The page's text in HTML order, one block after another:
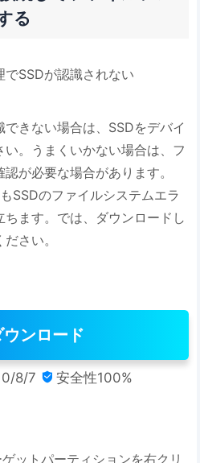
る
でSSDが認識されない
きない場合は、SSDをデバイ
。うまくいかない場合は、フ
が必要な場合があります。
SSDのファイルシステムエラ
ます。では、ダウンロードし
さい。
ンロード
8/7  安全性100%
ットパーティションを右クリ